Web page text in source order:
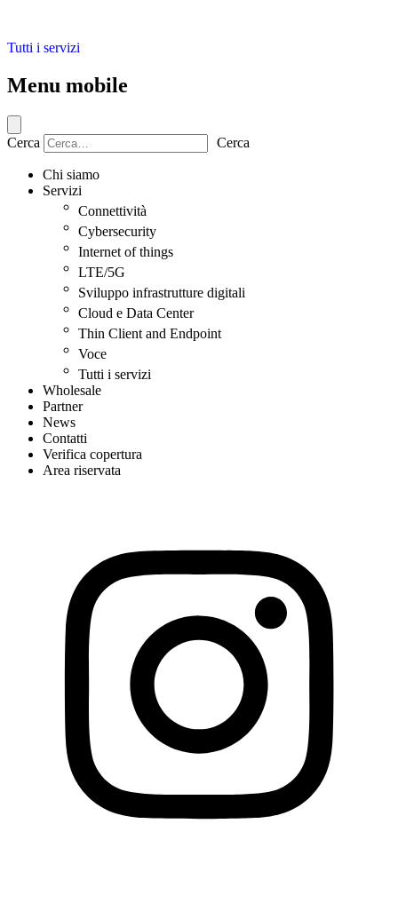
Tutti i servizi
Menu mobile
Cerca Cerca
Chi siamo
Servizi
Connettività
Cybersecurity
Internet of things
LTE/5G
Sviluppo infrastrutture digitali
Cloud e Data Center
Thin Client and Endpoint
Voce
Tutti i servizi
Wholesale
Partner
News
Contatti
Verifica copertura
Area riservata